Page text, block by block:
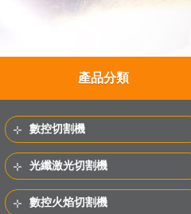
產品分類
數控切割機
光纖激光切割機
數控火焰切割機